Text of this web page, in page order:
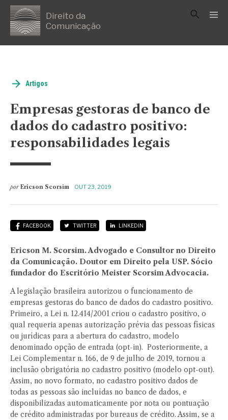
Direito da
Comunicação
Artigos
Empresas gestoras de banco de
dados do cadastro positivo:
responsabilidades legais
por Ericson Scorsim OUT 23, 2019
FACEBOOK TWITTER LINKEDIN
Ericson M. Scorsim. Advogado e Consultor no Direito
da Comunicação. Doutor em Direito pela USP. Sócio
fundador do Escritório Meister Scorsim Advocacia.
A legislação brasileira autorizou o funcionamento de
empresas gestoras do banco de dados do cadastro positivo.
Primeiro, a Lei n. 12.414/2001 criou o cadastro positivo, o
qual requeria apenas autorização prévia das pessoas físicas
ou jurídicas para a abertura do cadastro, modelo
denominado opção de entrada (opt-in). Posteriormente, a
Lei Complementar n. 166, de 9 de julho de 2019, tornou a
inclusão obrigatória no cadastro positivo (modelo opt-out).
Assim, no novo formato, no cadastro positivo dados de
todas as pessoas são incluídas no banco de dados, e
disponibilizadas automaticamente por nota ou pontuação
de crédito administradas por bureaus de crédito. Assim, se a